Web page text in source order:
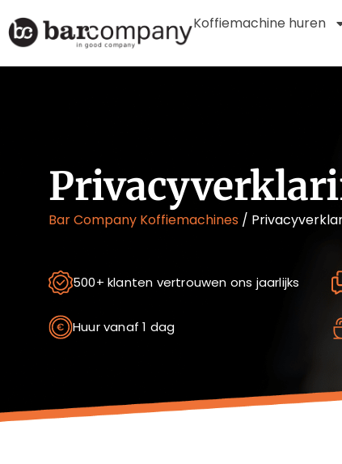
Koffiemachine huren
Bar Company Koffiemachines /
500+ klanten vertrouwen ons jaarlijks
Huur vanaf 1 dag